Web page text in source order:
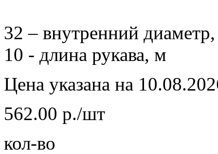
32 – внутренний
10 - длина рукава, м
Цена указана на
562.00 р./шт
кол-во